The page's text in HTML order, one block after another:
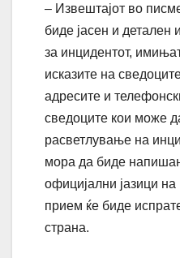
– Извештајот во
биде јасен и детален
за инцидентот,
исказите на
адресите и
сведоците кои може
расветлување на
мора да биде
официјални јазици
прием ќе биде
страна.